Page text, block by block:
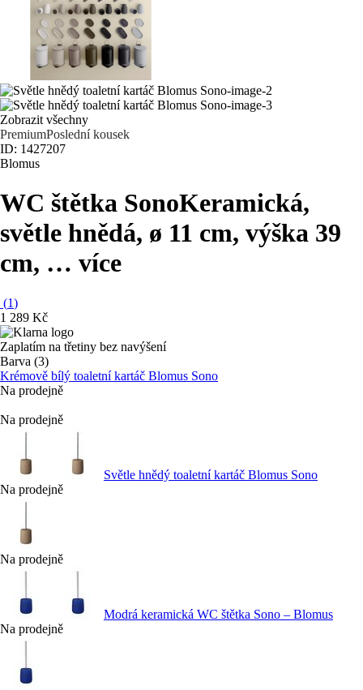
Zobrazit všechny
PremiumPoslední kousek
ID: 1427207
Blomus
WC štětka SonoKeramická,
světle hnědá, ø 11 cm, výška 39
cm, … více
(1)
1 289 Kč
Zaplatím na třetiny bez navýšení
Barva (3)
Krémově bílý toaletní kartáč Blomus Sono
Na prodejně
Na prodejně
Světle hnědý toaletní kartáč Blomus Sono
Na prodejně
Na prodejně
Modrá keramická WC štětka Sono – Blomus
Na prodejně